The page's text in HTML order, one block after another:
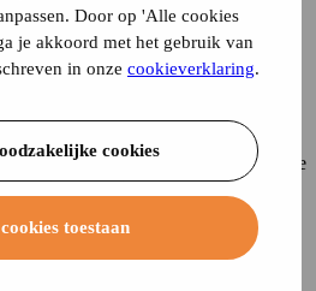
Door op 'Alle cookies
je akkoord met het gebruik van
in onze cookieverklaring.
cookies
toestaan
en veroorzaak je schade? Dan ben je
aan anderen.
zijn wél verzekerd